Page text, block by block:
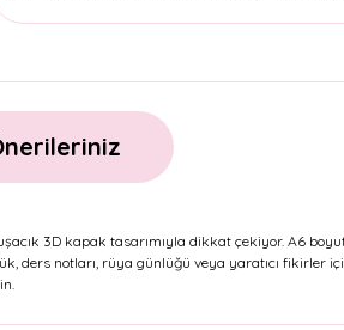
3D kapak tasarımıyla dikkat çekiyor. A6
ders notları, rüya günlüğü veya yaratıcı fikirler